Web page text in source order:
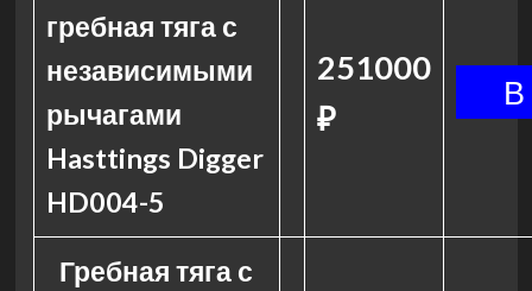
гребная тяга с
независимыми
рычагами
Hasttings Digger
HD004-5
251000
₽
Гребная тяга с